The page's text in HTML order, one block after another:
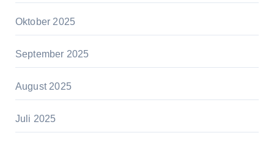
Oktober 2025
September 2025
August 2025
Juli 2025